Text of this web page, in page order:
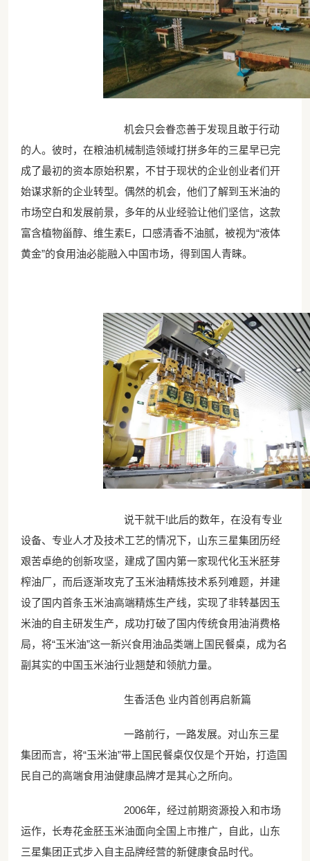
机会只会眷恋善于发现且敢于行动
的人。彼时，在粮油机械制造领域打拼多年的三星早已完
成了最初的资本原始积累，不甘于现状的企业创业者们开
始谋求新的企业转型。偶然的机会，他们了解到玉米油的
市场空白和发展前景，多年的从业经验让他们坚信，这款
富含植物甾醇、维生素E，口感清香不油腻，被视为“液体
黄金”的食用油必能融入中国市场，得到国人青睐。
说干就干!此后的数年，在没有专业
设备、专业人才及技术工艺的情况下，山东三星集团历经
艰苦卓绝的创新攻坚，建成了国内第一家现代化玉米胚芽
榨油厂，而后逐渐攻克了玉米油精炼技术系列难题，并建
设了国内首条玉米油高端精炼生产线，实现了非转基因玉
米油的自主研发生产，成功打破了国内传统食用油消费格
局，将“玉米油”这一新兴食用油品类端上国民餐桌，成为名
副其实的中国玉米油行业翘楚和领航力量。
生香活色 业内首创再启新篇
一路前行，一路发展。对山东三星
集团而言，将“玉米油”带上国民餐桌仅仅是个开始，打造国
民自己的高端食用油健康品牌才是其心之所向。
2006年，经过前期资源投入和市场
运作，长寿花金胚玉米油面向全国上市推广，自此，山东
三星集团正式步入自主品牌经营的新健康食品时代。